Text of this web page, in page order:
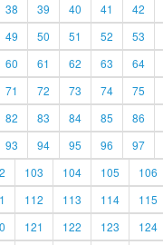
38 39 40 41 42
49 50 51 52 53
60 61 62 63 64
71 72 73 74 75
82 83 84 85 86
93 94 95 96 97
103 104 105 106
112 113 114 115
121 122 123 124